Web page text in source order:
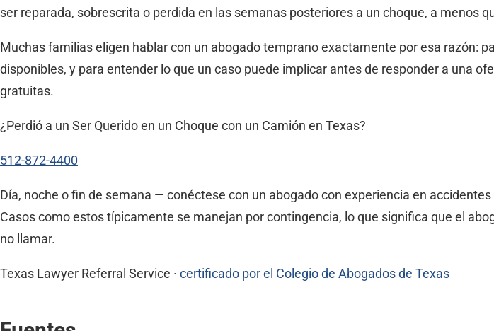
ser reparada, sobrescrita o perdida en las semanas posteriores a un choque, a menos
Muchas familias eligen hablar con un abogado temprano exactamente por esa razón:
disponibles, y para entender lo que un caso puede implicar antes de responder a una
gratuitas.
¿Perdió a un Ser Querido en un Choque con un Camión en Texas?
512-872-4400
Día, noche o fin de semana — conéctese con un abogado con experiencia en
Casos como estos típicamente se manejan por contingencia, lo que significa que el
no llamar.
Texas Lawyer Referral Service · certificado por el Colegio de Abogados de Texas